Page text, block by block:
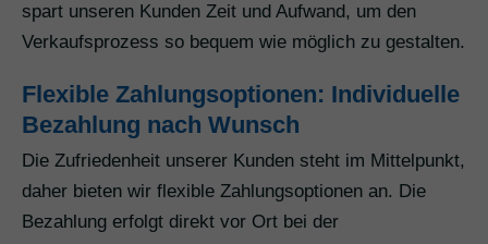
spart unseren Kunden Zeit und Aufwand, um den
Verkaufsprozess so bequem wie möglich zu gestalten.
Flexible Zahlungsoptionen: Individuelle
Bezahlung nach Wunsch
Die Zufriedenheit unserer Kunden steht im Mittelpunkt,
daher bieten wir flexible Zahlungsoptionen an. Die
Bezahlung erfolgt direkt vor Ort bei der